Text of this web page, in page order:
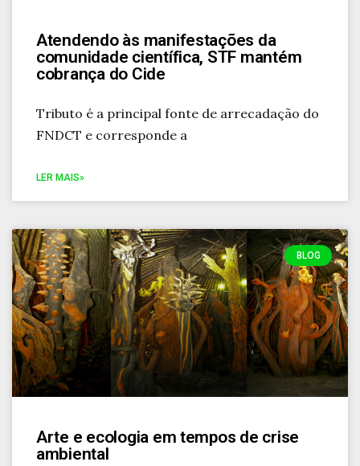
Atendendo às manifestações da
comunidade científica, STF mantém
cobrança do Cide
Tributo é a principal fonte de arrecadação do
FNDCT e corresponde a
LER MAIS»
BLOG
Arte e ecologia em tempos de crise
ambiental